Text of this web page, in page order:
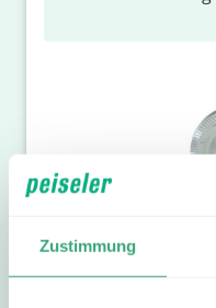
Zustimmung